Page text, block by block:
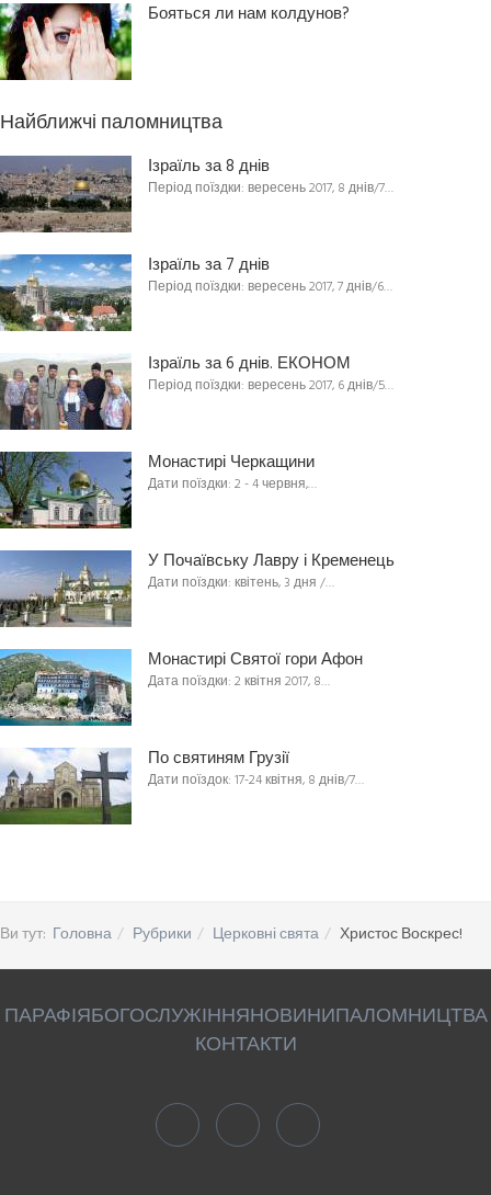
Бояться ли нам колдунов?
Найближчі паломництва
Ізраїль за 8 днів
Період поїздки: вересень 2017, 8 днів/7…
Ізраїль за 7 днів
Період поїздки: вересень 2017, 7 днів/6…
Ізраїль за 6 днів. ЕКОНОМ
Період поїздки: вересень 2017, 6 днів/5…
Монастирі Черкащини
Дати поїздки: 2 - 4 червня,…
У Почаївську Лавру і Кременець
Дати поїздки: квітень, 3 дня /…
Монастирі Святої гори Афон
Дата поїздки: 2 квітня 2017, 8…
По святиням Грузії
Дати поїздок: 17-24 квітня, 8 днів/7…
Ви тут: Головна Рубрики Церковні свята Христос Воскрес!
ПАРАФІЯБОГОСЛУЖІННЯНОВИНИПАЛОМНИЦТВА
КОНТАКТИ